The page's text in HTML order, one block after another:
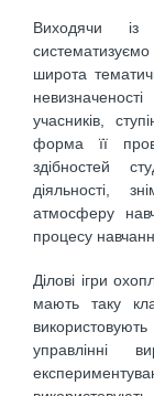
Виходячи із
систематизуємо
широта
учасників,
форма її
здібностей
діяльності,
атмосферу
процесу
Ділові ігри
мають таку
управлінні